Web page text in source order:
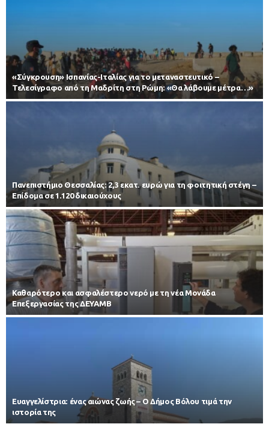
«Σύγκρουση» Ισπανίας-Ιταλίας για το μεταναστευτικό –
Τελεσίγραφο από τη Μαδρίτη στη Ρώμη: «Θα λάβουμε μέτρα…»
Πανεπιστήμιο Θεσσαλίας: 2,3 εκατ. ευρώ για τη φοιτητική στέγη –
Επίδομα σε 1.120 δικαιούχους
Καθαρότερο και ασφαλέστερο νερό με τη νέα Μονάδα
Επεξεργασίας της ΔΕΥΑΜΒ
Ευαγγελίστρια: ένας αιώνας ζωής – Ο Δήμος Βόλου τιμά την
ιστορία της